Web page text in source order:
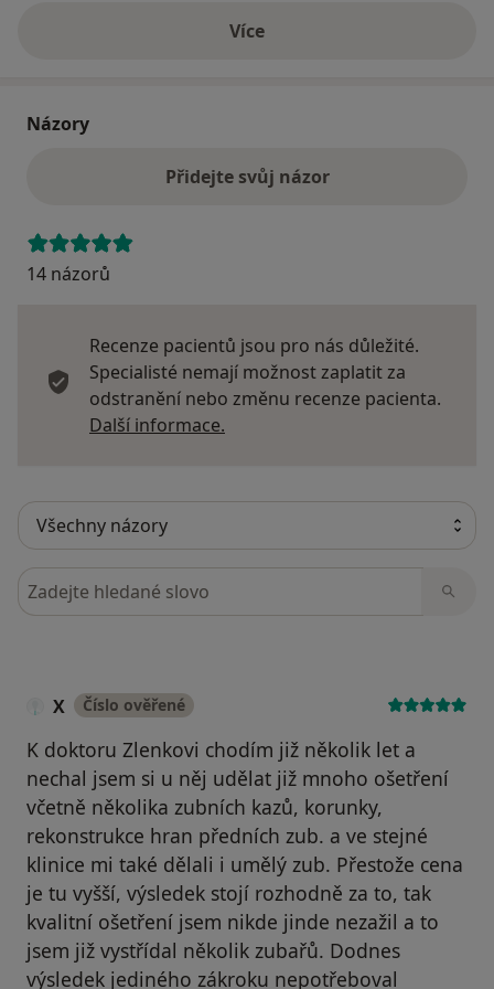
Víceo adrese
Názory
Přidejte svůj názor
14 názorů
Recenze pacientů jsou pro nás důležité.
Specialisté nemají možnost zaplatit za
odstranění nebo změnu recenze pacienta.
Další informace.
Hledejte v názorech
X Číslo ověřené
K doktoru Zlenkovi chodím již několik let a
nechal jsem si u něj udělat již mnoho ošetření
včetně několika zubních kazů, korunky,
rekonstrukce hran předních zub. a ve stejné
klinice mi také dělali i umělý zub. Přestože cena
je tu vyšší, výsledek stojí rozhodně za to, tak
kvalitní ošetření jsem nikde jinde nezažil a to
jsem již vystřídal několik zubařů. Dodnes
výsledek jediného zákroku nepotřeboval